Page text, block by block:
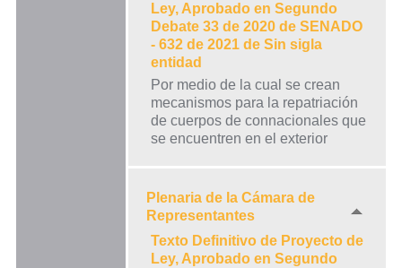
Ley, Aprobado en Segundo
Debate 33 de 2020 de SENADO
- 632 de 2021 de Sin sigla
entidad
Por medio de la cual se crean
mecanismos para la repatriación
de cuerpos de connacionales que
se encuentren en el exterior
Plenaria de la Cámara de
Representantes
Texto Definitivo de Proyecto de
Ley, Aprobado en Segundo